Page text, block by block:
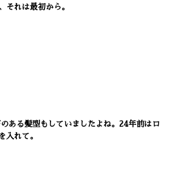
それは最初から。
ある髪型もしていましたよね。24年前はロ
入れて。